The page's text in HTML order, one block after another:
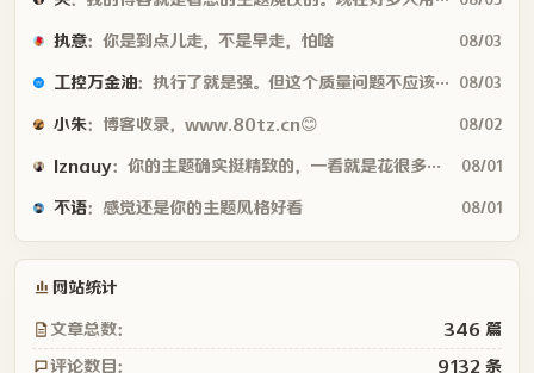
执意：你是到点儿走，不是早走，怕啥 08/03
工控万金油：执行了就是强。但这个质量问题不应该由物业或是房产公司来处理吗😂 08/03
小朱：博客收录，www.80tz.cn😊 08/02
lznauy：你的主题确实挺精致的，一看就是花很多时间打磨的，现在都是用AI写代码... 08/01
不语：感觉还是你的主题风格好看 08/01
网站统计
文章总数： 346 篇
评论数目： 9132 条